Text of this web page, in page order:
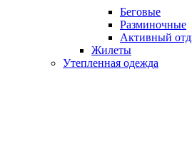
Беговые
Разминочные
Активный
Жилеты
Утепленная одежда